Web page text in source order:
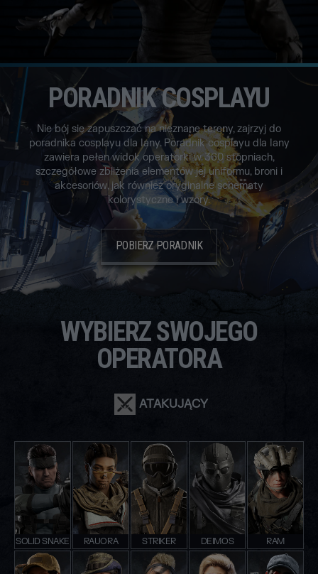
PORADNIK COSPLAYU
Nie bój się zapuszczać na nieznane tereny, zajrzyj do
poradnika cosplayu dla Iany. Poradnik cosplayu dla Iany
zawiera pełen widok operatorki w 360 stopniach,
szczegółowe zbliżenia elementów jej uniformu, broni i
akcesoriów, jak również oryginalne schematy
kolorystyczne i wzory.
POBIERZ PORADNIK
WYBIERZ SWOJEGO
OPERATORA
ATAKUJĄCY
SOLID SNAKE RAUORA STRIKER DEIMOS RAM